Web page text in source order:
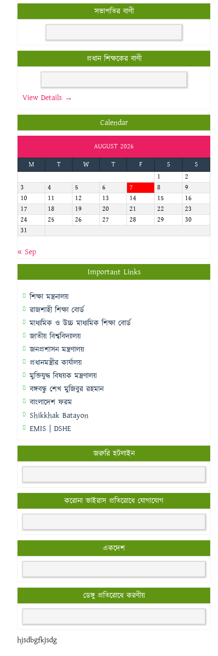
সভাপতির বাণী
প্রধান শিক্ষকের বাণী
View Details →
Calendar
AUGUST 2026
M
T W T F S
S
1
2
3
4 5 6 7 8
9
10
11 12 13 14 15
16
17
18 19 20 21 22
23
24
25 26 27 28 29
30
31
« Sep
Important Links
শিক্ষা মন্ত্রনালয়
রাজশাহী শিক্ষা বোর্ড
মাধ্যমিক ও উচ্চ মাধ্যমিক শিক্ষা বোর্ড
জাতীয় বিশ্ববিদ্যালয়
জনপ্রশাসন মন্ত্রণালয়
প্রধানমন্ত্রীর কার্যালয়
মুক্তিযুদ্ধ বিষয়ক মন্ত্রণালয়
বঙ্গবন্ধু শেখ মুজিবুর রহমান
বাংলাদেশ ফরম
Shikkhak Batayon
EMIS | DSHE
জরুরি হটলাইন
করোনা ভাইরাস প্রতিরোধে যোগাযোগ
একদেশ
ডেঙ্গু প্রতিরোধে করণীয়
hjsdbgfkjsdg